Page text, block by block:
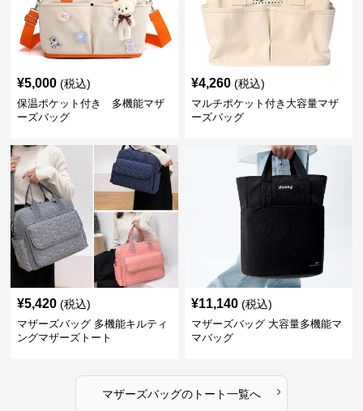
¥5,000 (税込)
保温ポケット付き 多機能マザ
ーズバッグ
¥4,260 (税込)
マルチポケット付き大容量マザ
ーズバッグ
¥5,420 (税込)
マザーズバッグ 多機能キルティ
ングマザーズトート
¥11,140 (税込)
マザーズバッグ 大容量多機能マ
マバッグ
マザーズバッグのトート一覧へ ›